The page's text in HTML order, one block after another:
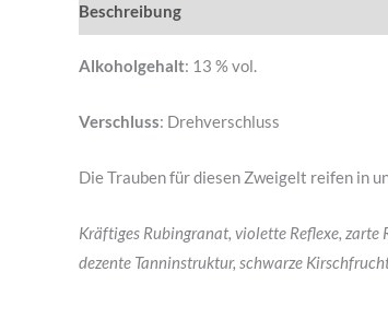
Beschreibung
Alkoholgehalt: 13 % vol.
Verschluss: Drehverschluss
Die Trauben für diesen Zweigelt reifen in
Kräftiges Rubingranat, violette Reflexe,
dezente Tanninstruktur, schwarze